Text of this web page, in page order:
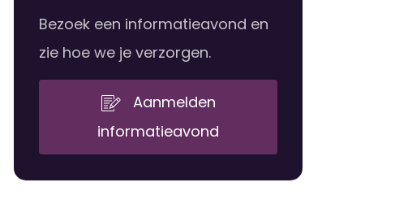
Bezoek een informatieavond en
zie hoe we je verzorgen.
Aanmelden
informatieavond